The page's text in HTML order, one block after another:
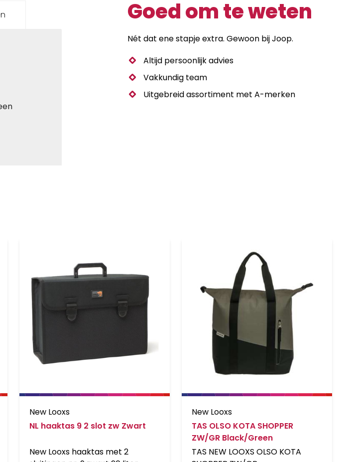
Goed om te weten
Nét dat ene stapje extra. Gewoon bij Joop.
Altijd persoonlijk advies
Vakkundig team
Uitgebreid assortiment met A-merken
New Looxs
NL haaktas 9 2 slot zw Zwart
New Looxs haaktas met 2
New Looxs
TAS OLSO KOTA SHOPPER
ZW/GR Black/Green
TAS NEW LOOXS OLSO KOTA